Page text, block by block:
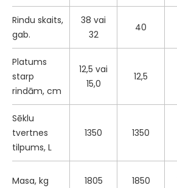
Rindu skaits,
gab.
38 vai
32
40
Platums
starp
rindām, cm
12,5 vai
15,0
12,5
Sēklu
tvertnes
tilpums, L
1350 1350
Masa, kg 1805 1850